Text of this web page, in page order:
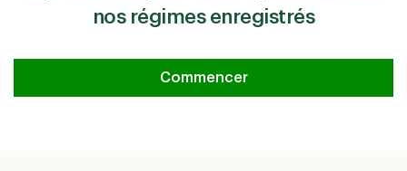
nos régimes enregistrés
Commencer